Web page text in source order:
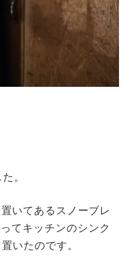
。
いてあるスノーブレ
てキッチンのシンク
いたのです。